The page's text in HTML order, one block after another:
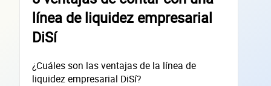
línea de liquidez empresarial
DiSí
¿Cuáles son las ventajas de la línea de
liquidez empresarial DiSí?
Razón social